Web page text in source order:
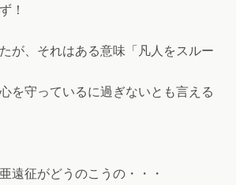
！
が、それはある意味「凡人をスルー
を守っているに過ぎないとも言える
遠征がどうのこうの・・・